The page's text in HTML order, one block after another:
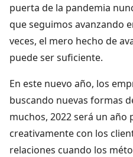
puerta de la pandemia
que seguimos avanzando
veces, el mero hecho de
puede ser suficiente.
En este nuevo año, los
buscando nuevas formas
muchos, 2022 será un
creativamente con los
relaciones cuando los